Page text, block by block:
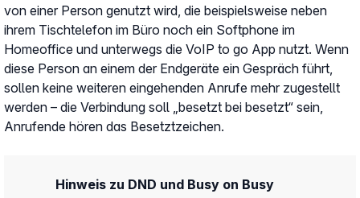
von einer Person genutzt wird, die beispielsweise neben
ihrem Tischtelefon im Büro noch ein Softphone im
Homeoffice und unterwegs die VoIP to go App nutzt. Wenn
diese Person an einem der Endgeräte ein Gespräch führt,
sollen keine weiteren eingehenden Anrufe mehr zugestellt
werden – die Verbindung soll „besetzt bei besetzt“ sein,
Anrufende hören das Besetztzeichen.
Hinweis zu DND und Busy on Busy